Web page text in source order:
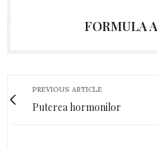
FORMULA
PREVIOUS ARTICLE
Puterea hormonilor